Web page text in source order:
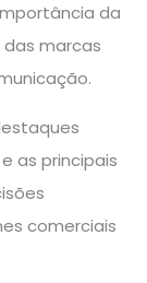
da
marcas
as principais
comerciais